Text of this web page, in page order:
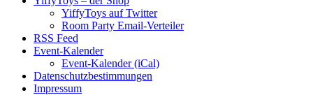
YiffyToys auf Twitter
Room Party Email-Verteiler
RSS Feed
Event-Kalender
Event-Kalender (iCal)
Datenschutzbestimmungen
Impressum